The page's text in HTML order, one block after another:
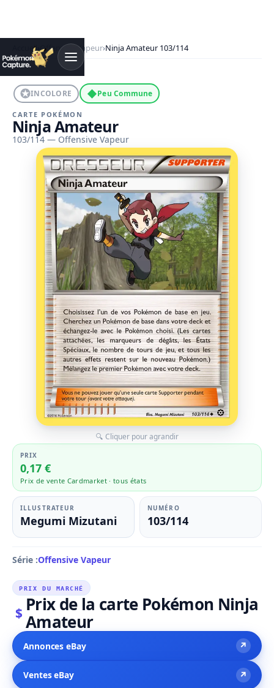
Accueil Offensive Vapeur›Ninja Amateur 103/114
INCOLORE ◆Peu Commune
CARTE POKÉMON
Ninja Amateur
103/114 — Offensive Vapeur
🔍 Cliquer pour agrandir
PRIX
0,17 €
Prix de vente Cardmarket · tous états
ILLUSTRATEUR
Megumi Mizutani
NUMÉRO
103/114
Série :Offensive Vapeur
PRIX DU MARCHÉ
$ Prix de la carte Pokémon Ninja
Amateur
Annonces eBay ↗
Ventes eBay ↗